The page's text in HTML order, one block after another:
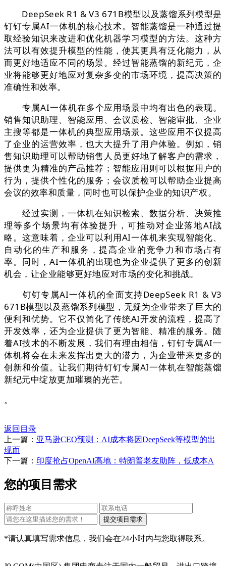
DeepSeek R1 & V3 671B模型以及蒸馏系列模型是
钉钉专属AI一体机的核心技术。智能蒸馏是一种通过提
取经验知识来改进和优化机器学习模型的方法。这种方
法可以有效提升模型的性能，使其更具有泛化能力，从
而更好地适应不同的场景。经过智能蒸馏的新纪元，企
业将能够更好地应对复杂多变的市场环境，提高决策的
准确性和效率。
专属AI一体机在多个应用场景中均有出色的表现。
销售知识助理、智能应用、会议质检、智能审批、企业
主搜等都是一体机的典型应用场景。这些应用不仅提高
了企业的运营效率，也大大提升了用户体验。例如，销
售知识助理可以帮助销售人员更好地了解客户的需求，
提供更为精准的产品推荐；智能应用则可以根据用户的
行为，提供个性化的服务；会议质检可以帮助企业提高
会议的效率和质量，同时也可以保护企业的知识产权。
经过实测，一体机在知识检索、数据分析、决策推
理等多个场景均有体验提升，可推动对企业落地AI战
略。这意味着，企业可以利用AI一体机来实现智能化、
自动化的生产和服务，提高企业的竞争力和市场占有
率。同时，AI一体机的出现也为企业提供了更多的创新
机会，让企业能够更好地应对市场的变化和挑战。
钉钉专属AI一体机的全面支持DeepSeek R1 & V3
671B模型以及蒸馏系列模型，无疑为企业带来了巨大的
便利和优势。它不仅简化了传统AI开发的流程，提高了
开发效率，还为企业提供了更为智能、精准的服务。随
着AI技术的不断发展，我们有理由相信，钉钉专属AI一
体机将会在未来发挥出更大的潜力，为企业带来更多的
创新和价值。让我们期待钉钉专属AI一体机在智能蒸馏
新纪元中绽放更加璀璨的光芒。
。
返回目录
上一篇： 亚马逊CEO预测：AI成本将因DeepSeek等模型的出
现而
下一篇： 印度抢占OpenAI高地：特朗普老友助阵，低成本A
您的项目需求
*请认真填写需求信息，我们会在24小时内与您取得联系。